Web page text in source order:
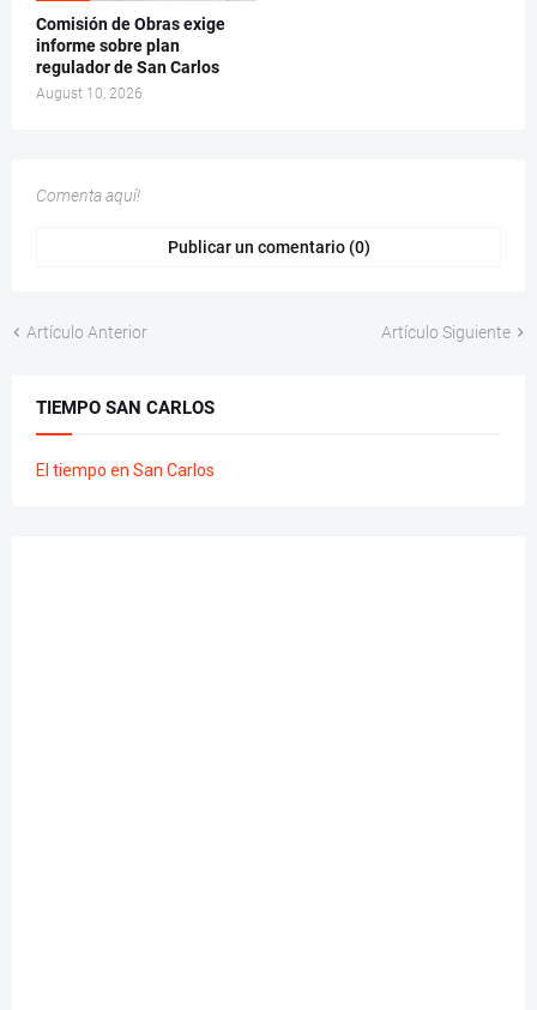
Comisión de Obras exige
informe sobre plan
regulador de San Carlos
August 10, 2026
Comenta aquí!
Publicar un comentario (0)
Artículo Anterior Artículo Siguiente
TIEMPO SAN CARLOS
El tiempo en San Carlos